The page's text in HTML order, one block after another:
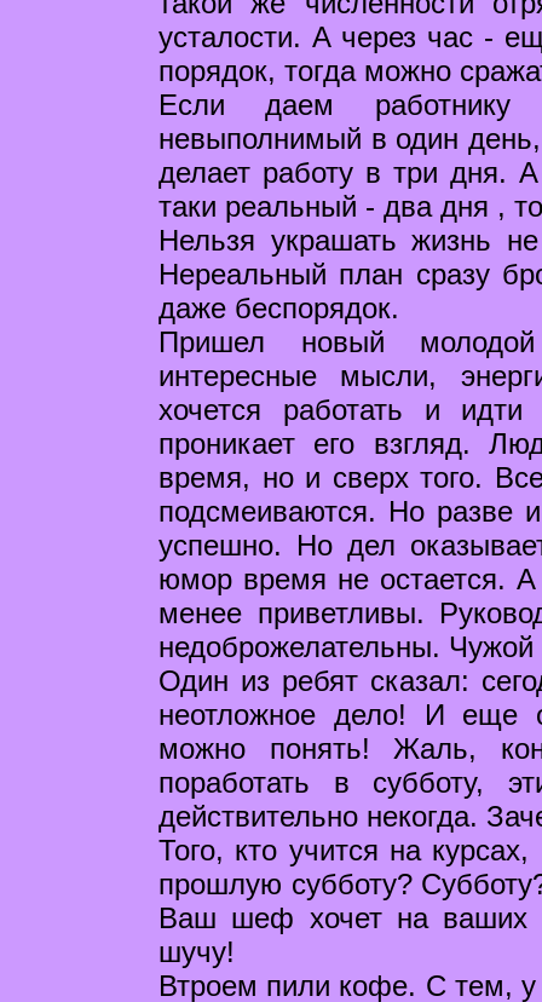
усталости. А через час -
порядок, тогда можно
Если даем
невыполнимый в один день,
делает работу в три дня.
таки реальный - два дня ,
Нельзя украшать жизнь
Нереальный план сразу
даже беспорядок.
Пришел новый
интересные мысли,
хочется работать и
проникает его взгляд.
время, но и сверх того.
подсмеиваются. Но разве
успешно. Но дел
юмор время не остается. А
менее приветливы.
недоброжелательны. Чужой
Один из ребят сказал:
неотложное дело! И еще
можно понять! Жаль,
поработать в субботу,
действительно некогда.
Того, кто учится на
прошлую субботу?
Ваш шеф хочет на ваших
шучу!
Втроем пили кофе. С тем, у